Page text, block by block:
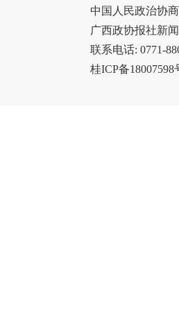
中国人民政治协
广西政协报社新
联系电话: 0771-
桂ICP备18007598